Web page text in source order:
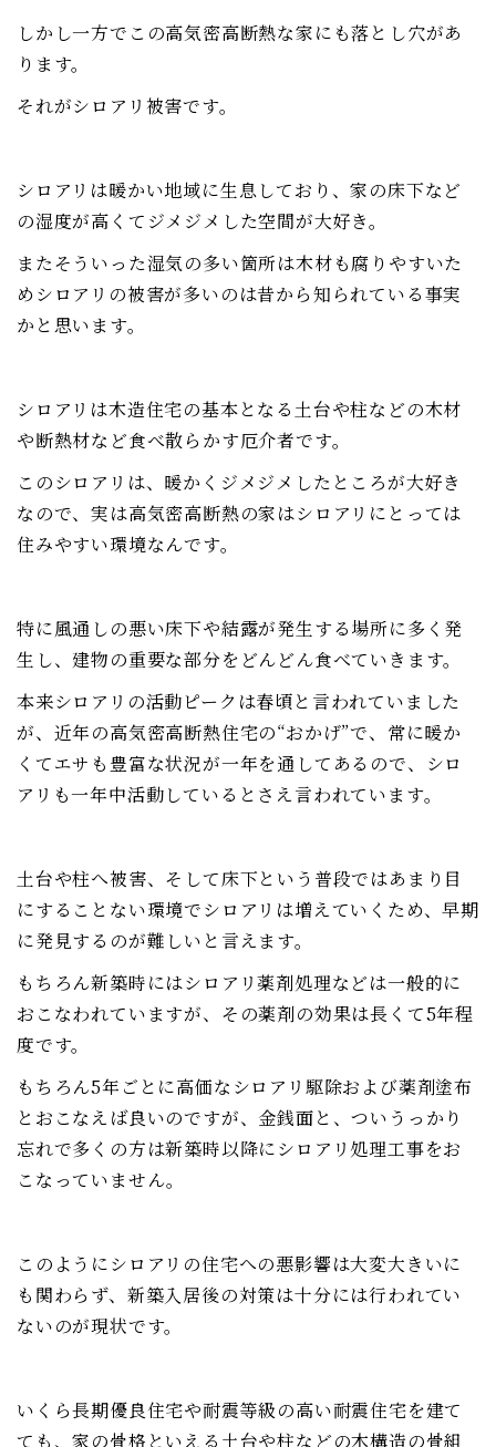
しかし一方でこの高気密高断熱な家にも落とし穴があ
ります。
それがシロアリ被害です。
シロアリは暖かい地域に生息しており、家の床下など
の湿度が高くてジメジメした空間が大好き。
またそういった湿気の多い箇所は木材も腐りやすいた
めシロアリの被害が多いのは昔から知られている事実
かと思います。
シロアリは木造住宅の基本となる土台や柱などの木材
や断熱材など食べ散らかす厄介者です。
このシロアリは、暖かくジメジメしたところが大好き
なので、実は高気密高断熱の家はシロアリにとっては
住みやすい環境なんです。
特に風通しの悪い床下や結露が発生する場所に多く発
生し、建物の重要な部分をどんどん食べていきます。
本来シロアリの活動ピークは春頃と言われていました
が、近年の高気密高断熱住宅の“おかげ”で、常に暖か
くてエサも豊富な状況が一年を通してあるので、シロ
アリも一年中活動しているとさえ言われています。
土台や柱へ被害、そして床下という普段ではあまり目
にすることない環境でシロアリは増えていくため、早期
に発見するのが難しいと言えます。
もちろん新築時にはシロアリ薬剤処理などは一般的に
おこなわれていますが、その薬剤の効果は長くて5年程
度です。
もちろん5年ごとに高価なシロアリ駆除および薬剤塗布
とおこなえば良いのですが、金銭面と、ついうっかり
忘れで多くの方は新築時以降にシロアリ処理工事をお
こなっていません。
このようにシロアリの住宅への悪影響は大変大きいに
も関わらず、新築入居後の対策は十分には行われてい
ないのが現状です。
いくら長期優良住宅や耐震等級の高い耐震住宅を建て
ても、家の骨格といえる土台や柱などの木構造の骨組